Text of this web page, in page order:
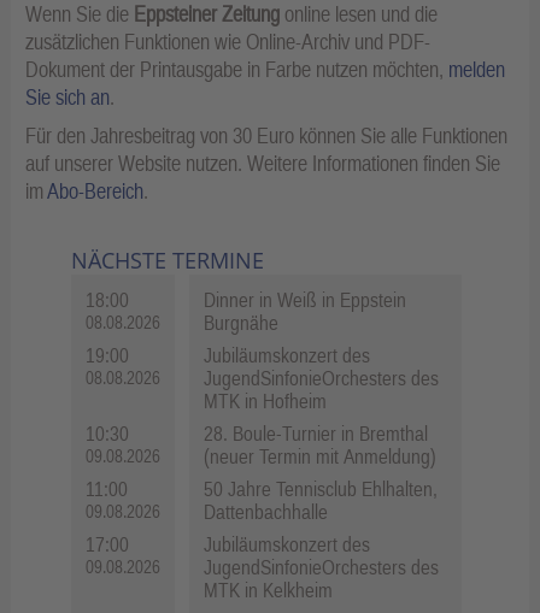
Wenn Sie die Eppsteiner Zeitung online lesen und die
zusätzlichen Funktionen wie Online-Archiv und PDF-
Dokument der Printausgabe in Farbe nutzen möchten, melden
Sie sich an.
Für den Jahresbeitrag von 30 Euro können Sie alle Funktionen
auf unserer Website nutzen. Weitere Informationen finden Sie
imAbo-Bereich.
NÄCHSTE TERMINE
18:00
08.08.2026
Dinner in Weiß in Eppstein
Burgnähe
19:00
08.08.2026
Jubiläumskonzert des
JugendSinfonieOrchesters des
MTK in Hofheim
10:30
09.08.2026
28. Boule-Turnier in Bremthal
(neuer Termin mit Anmeldung)
11:00
09.08.2026
50 Jahre Tennisclub Ehlhalten,
Dattenbachhalle
17:00
09.08.2026
Jubiläumskonzert des
JugendSinfonieOrchesters des
MTK in Kelkheim